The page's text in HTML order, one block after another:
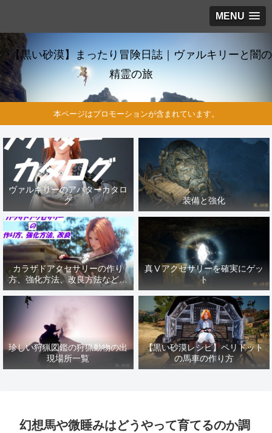
MENU
【黒い砂漠】まったり冒険日誌｜ヴァルキリーと闇の
精霊の旅
本ページはプロモーションが含まれています。
ヴァルキリーのアバターカタロ
グ
装備と強化
カラザドアクセサリーの作り
方、強化方法、改良方法などま
とめ【黒い砂漠冒険日誌１４１
真Ⅴアクセサリーを確実にゲッ
ト
珍しい狩猟図鑑の狩猟動物の出
現場所一覧
【黒い砂漠レシピ】ペリドット
の馬車の作り方
幻想馬や微睡みはどうやって育てるのか調